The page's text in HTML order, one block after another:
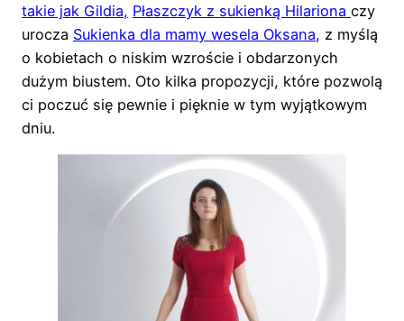
takie jak Gildia, Płaszczyk z sukienką Hilariona czy
urocza Sukienka dla mamy wesela Oksana, z myślą
o kobietach o niskim wzroście i obdarzonych
dużym biustem. Oto kilka propozycji, które pozwolą
ci poczuć się pewnie i pięknie w tym wyjątkowym
dniu.